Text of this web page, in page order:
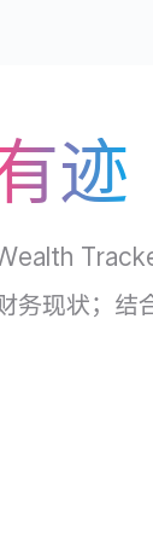
迹
务现状；结